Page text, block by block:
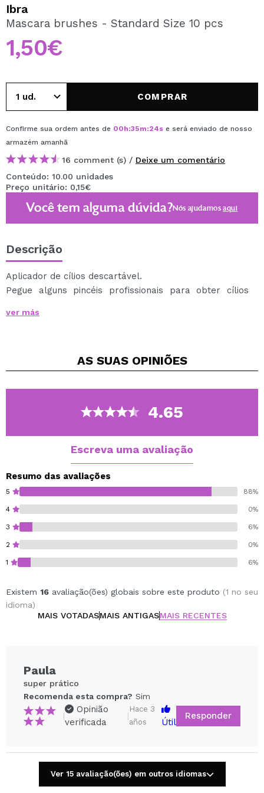
Ao criar uma conta no Maquibeauty.pt pode fazer as suas
compras rapidamente, verificar o estado das suas
encomendas e consultar as suas operações anteriores.
CRIAR CONTA
Ibra
Mascara brushes - Standard Size 10 pcs
1,50€
COMPRAR
Confirme sua ordem antes de 00h:35m:24s e será enviado de nosso
armazém amanhã
16 comment (s) / Deixe um comentário
Conteúdo: 10.00 unidades
Preço unitário: 0,15€
Você tem alguma dúvida?Nós ajudamosaqui
Descrição
Aplicador de cílios descartável.
Pegue alguns pincéis profissionais para obter cílios
Projetado para não danificar os cílios.
Comprimento: 10cm
NOTA: A cor do pente pode variar.
ver más
AS SUAS OPINIÕES
4.65
Escreva uma avaliação
Resumo das avaliações
5 88%
4 0%
3 6%
2 0%
1 6%
Existem 16 avaliação(ões) globais sobre este produto (1 no seu
idioma)
MAIS VOTADASMAIS ANTIGASMAIS RECENTES
Compartilhar um vídeo ou uma foto
Paula
super prático
Recomenda esta compra? Sim
|
Opinião
verificada
|
Hace 3
años
Útil
Responder
Ver 15 avaliação(ões) em outros idiomas